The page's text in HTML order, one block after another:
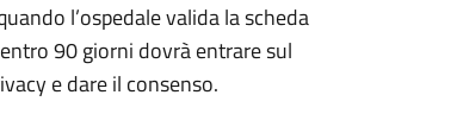
l’ospedale valida la scheda
90 giorni dovrà entrare sul
e dare il consenso.